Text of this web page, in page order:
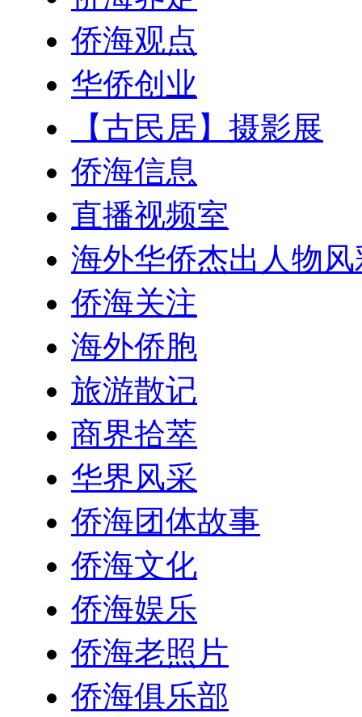
侨海观点
华侨创业
【古民居】摄影展
侨海信息
直播视频室
海外华侨杰出人物
侨海关注
海外侨胞
旅游散记
商界拾萃
华界风采
侨海团体故事
侨海文化
侨海娱乐
侨海老照片
侨海俱乐部